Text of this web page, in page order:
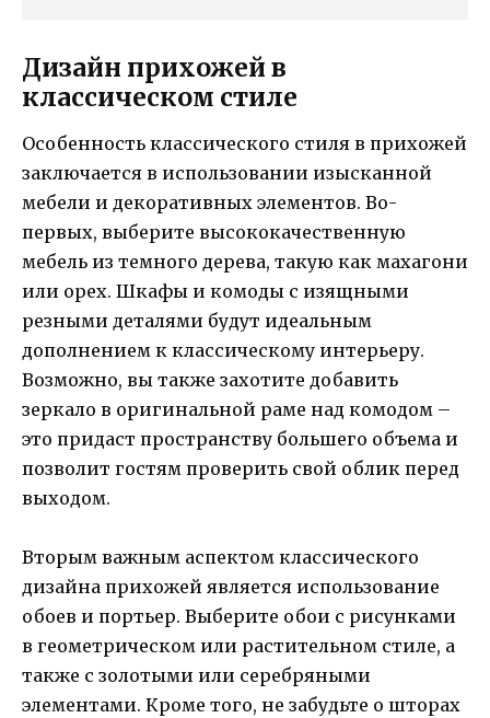
Дизайн прихожей в
классическом стиле
Особенность классического стиля в прихожей
заключается в использовании изысканной
мебели и декоративных элементов. Во-
первых, выберите высококачественную
мебель из темного дерева, такую как махагони
или орех. Шкафы и комоды с изящными
резными деталями будут идеальным
дополнением к классическому интерьеру.
Возможно, вы также захотите добавить
зеркало в оригинальной раме над комодом –
это придаст пространству большего объема и
позволит гостям проверить свой облик перед
выходом.
Вторым важным аспектом классического
дизайна прихожей является использование
обоев и портьер. Выберите обои с рисунками
в геометрическом или растительном стиле, а
также с золотыми или серебряными
элементами. Кроме того, не забудьте о шторах